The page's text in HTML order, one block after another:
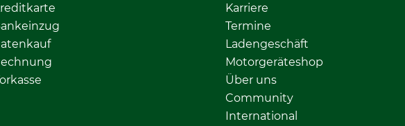
Karriere
Termine
Ladengeschäft
Motorgeräteshop
Über uns
Community
International